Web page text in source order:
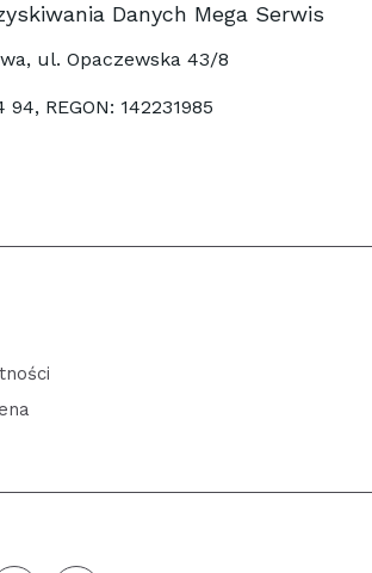
Danych Mega Serwis
ul. Opaczewska 43/8
94, REGON: 142231985